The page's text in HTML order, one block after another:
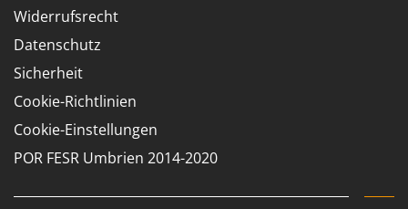
Widerrufsrecht
Datenschutz
Sicherheit
Cookie-Richtlinien
Cookie-Einstellungen
POR FESR Umbrien 2014-2020